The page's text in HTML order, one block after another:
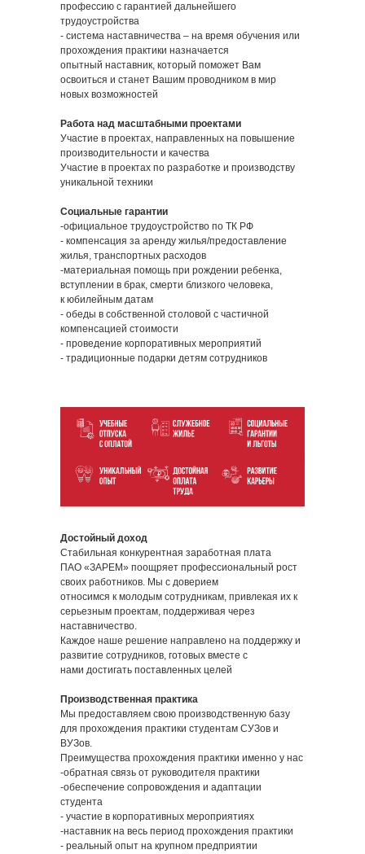
профессию с гарантией дальнейшего
трудоустройства
- система наставничества – на время обучения или
прохождения практики назначается
опытный наставник, который поможет Вам
освоиться и станет Вашим проводником в мир
новых возможностей
Работа над масштабными проектами
Участие в проектах, направленных на повышение
производительности и качества
Участие в проектах по разработке и производству
уникальной техники
Социальные гарантии
-официальное трудоустройство по ТК РФ
- компенсация за аренду жилья/предоставление
жилья, транспортных расходов
-материальная помощь при рождении ребенка,
вступлении в брак, смерти близкого человека,
к юбилейным датам
- обеды в собственной столовой с частичной
компенсацией стоимости
- проведение корпоративных мероприятий
- традиционные подарки детям сотрудников
Достойный доход
Стабильная конкурентная заработная плата
ПАО «ЗАРЕМ» поощряет профессиональный рост
своих работников. Мы с доверием
относимся к молодым сотрудникам, привлекая их к
серьезным проектам, поддерживая через
наставничество.
Каждое наше решение направлено на поддержку и
развитие сотрудников, готовых вместе с
нами достигать поставленных целей
Производственная практика
Мы предоставляем свою производственную базу
для прохождения практики студентам СУЗов и
ВУЗов.
Преимущества прохождения практики именно у нас
-обратная связь от руководителя практики
-обеспечение сопровождения и адаптации
студента
- участие в корпоративных мероприятиях
-наставник на весь период прохождения практики
- реальный опыт на крупном предприятии